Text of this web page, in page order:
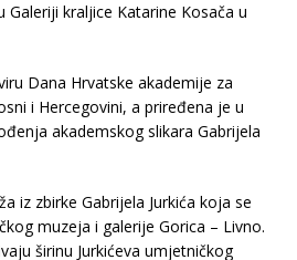
Galeriji kraljice Katarine Kosača u
Dana Hrvatske akademije za
i Hercegovini, a priređena je u
akademskog slikara Gabrijela
iz zbirke Gabrijela Jurkića koja se
muzeja i galerije Gorica – Livno.
širinu Jurkićeva umjetničkog